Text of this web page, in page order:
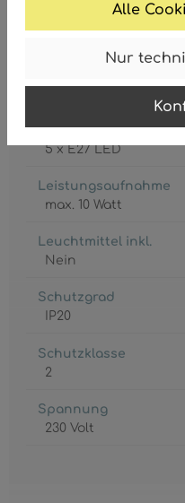
Alle
Nur
9007371584420
Fassung
5 x E27 LED
Leistungsaufnahme
max. 10 Watt
Leuchtmittel inkl.
Nein
Schutzgrad
IP20
Schutzklasse
2
Spannung
230 Volt